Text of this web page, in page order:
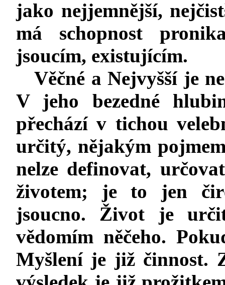
jako nejjemnější,
má schopnost
jsoucím, existujícím.
Věčné a Nejvyšší je
V jeho bezedné
přechází v tichou
určitý, nějakým
nelze definovat,
životem; je to jen
jsoucno. Život je
vědomím něčeho.
Myšlení je již činnost.